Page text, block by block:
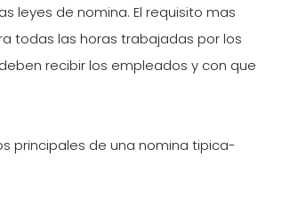
leyes de nomina. El requisito mas
todas las horas trabajadas por los
recibir los empleados y con que
principales de una nomina tipica-